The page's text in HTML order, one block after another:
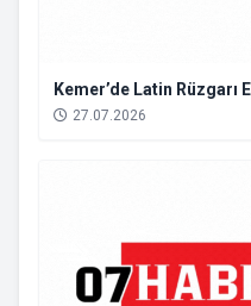
Kemer’de Latin Rüzgarı
27.07.2026